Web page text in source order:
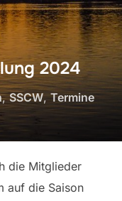
2024
,SSCW,Termine
die Mitglieder
auf die Saison